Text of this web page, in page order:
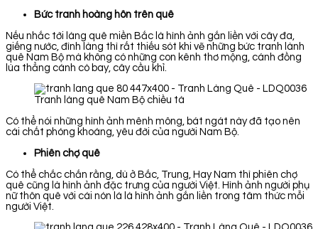
Bức tranh hoàng hôn trên quê
Nếu nhắc tới làng quê miền Bắc là hình ảnh gắn liền với cây đa,
giếng nước, đình làng thì rất thiếu sót khi vẽ những bức tranh lành
quê Nam Bộ mà không có những con kênh thơ mộng, cánh đồng
lúa thẳng cánh cò bay, cây cầu khỉ.
Tranh làng quê Nam Bộ chiều tà
Có thể nói những hình ảnh mênh mông, bát ngát này đã tạo nên
cái chất phóng khoáng, yêu đời của người Nam Bộ.
Phiên chợ quê
Có thể chắc chắn rằng, dù ở Bắc, Trung, Hay Nam thì phiên chợ
quê cũng là hình ảnh đặc trưng của người Việt. Hình ảnh người phụ
nữ thôn quê với cái nón lá là hình ảnh gắn liền trong tâm thức mỗi
người Việt.